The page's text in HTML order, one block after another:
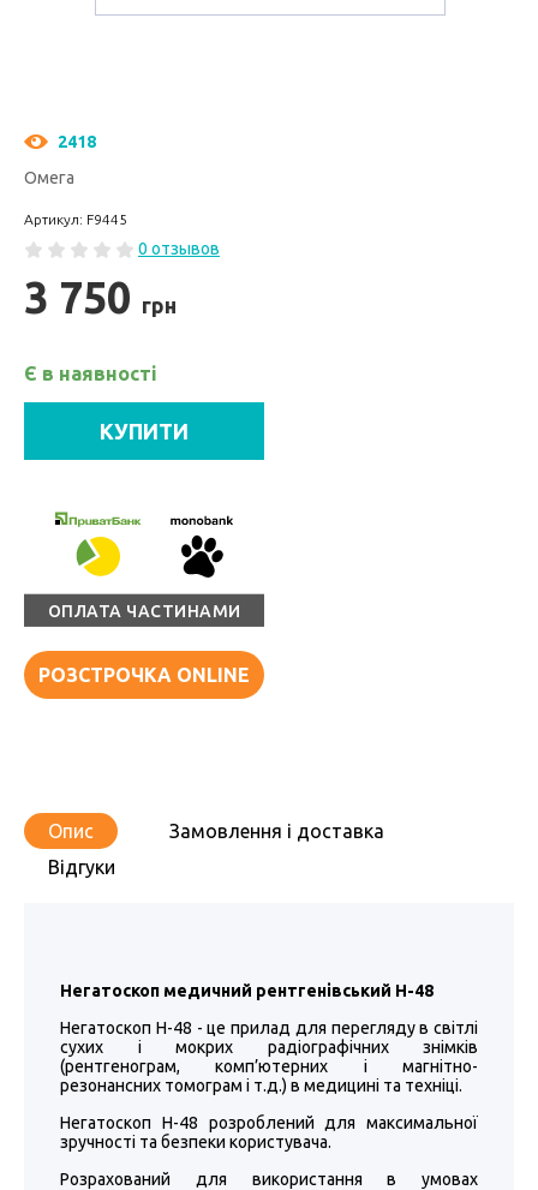
2418
Омега
Артикул: F9445
0 отзывов
3 750 грн
Є в наявності
КУПИТИ
ОПЛАТА ЧАСТИНАМИ
РОЗСТРОЧКА ONLINE
Опис
Замовлення і доставка
Відгуки
Негатоскоп медичний рентгенівський Н-48
Негатоскоп Н-48 - це прилад для перегляду в світлі
сухих і мокрих радіографічних знімків
(рентгенограм, комп’ютерних і магнітно-
резонансних томограм і т.д.) в медицині та техніці.
Негатоскоп Н-48 розроблений для максимальної
зручності та безпеки користувача.
Розрахований для використання в умовах